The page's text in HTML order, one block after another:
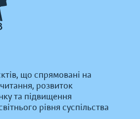
що спрямовані на
розвиток
та підвищення
рівня суспільства